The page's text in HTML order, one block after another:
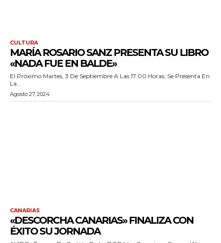
CULTURA
MARÍA ROSARIO SANZ PRESENTA SU LIBRO
«NADA FUE EN BALDE»
El Próximo Martes, 3 De Septiembre A Las 17:00 Horas, Se Presenta En
La...
Agosto 27, 2024
CANARIAS
«DESCORCHA CANARIAS» FINALIZA CON
ÉXITO SU JORNADA